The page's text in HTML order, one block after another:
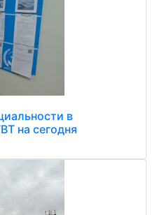
в
на сегодня